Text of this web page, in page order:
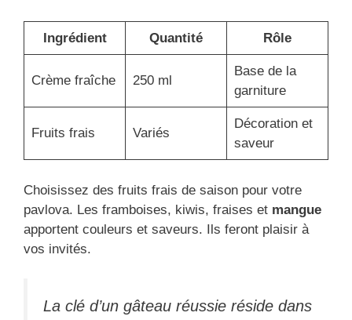
Ingrédient Quantité Rôle
Crème fraîche 250 ml
Base de la
garniture
Fruits frais Variés
Décoration et
saveur
Choisissez des fruits frais de saison pour votre
pavlova. Les framboises, kiwis, fraises et mangue
apportent couleurs et saveurs. Ils feront plaisir à
vos invités.
La clé d’un gâteau réussie réside dans